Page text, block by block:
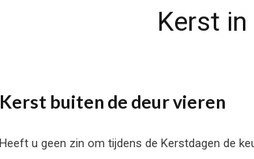
Kerst
Kerst buiten de deur vieren
Heeft u geen zin om tijdens de Kerstdagen de